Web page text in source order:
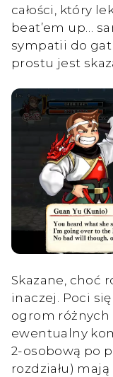
całości, który
beat’em up…
sympatii do
prostu jest
Skazane, choć
inaczej. Poci
ogrom różnych
ewentualny
2-osobową po
rozdziału)